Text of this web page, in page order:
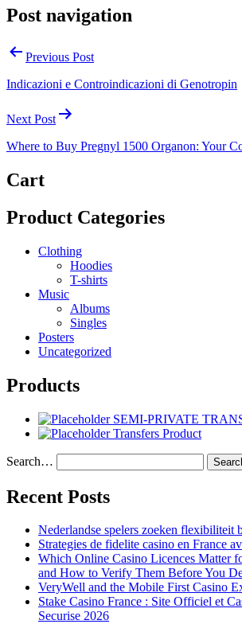
Post navigation
Previous Post
Indicazioni e Controindicazioni di Genotropin
Next Post
Where to Buy Pregnyl 1500 Organon: Your
Cart
Product Categories
Clothing
Hoodies
T-shirts
Music
Albums
Singles
Posters
Uncategorized
Products
SEMI-PRIVATE
Transfers Product
Search…
Recent Posts
Nederlandse spelers zoeken flexibiliteit
Strategies de fidelite casino en France
Which Online Casino Licences Matter
and How to Verify Them Before You
VeryWell and the Mobile First Casino
Stake Casino France : Site Officiel et
Securise 2026